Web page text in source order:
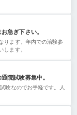
急ぎ下さい。
ります。年内での治験参
します。
院試験募集中。
験なのでお手軽です。人